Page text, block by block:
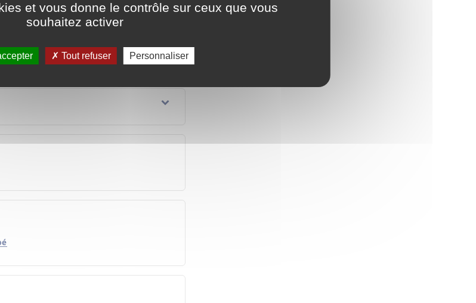
de l'obligation d'emploi ?
et vous donne le contrôle sur ceux que vous
souhaitez activer
Tout refuser Personnaliser